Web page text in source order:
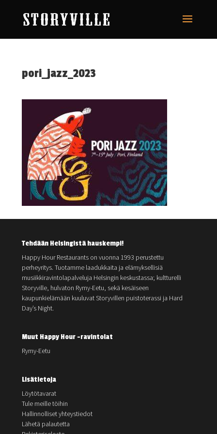
pori_jazz_2023
Tehdään Helsingistä hauskempi!
Happy Hour Restaurants on vuonna 1993 perustettu
perheyritys. Tuotamme laadukkaita ja elämyksellisiä
musiikkiravintolapalveluja Helsingin keskustassa; kultturelli
Storyville, hulvaton Rymy-Eetu, sekä kesäiseen
kaupunkielämään kuuluvat Storyvillen puistoterassi ja Hard
Day’s Night.
Muut Happy Hour -ravintolat
Rymy-Eetu
Lisätietoja
Löytötavarat
Tule meille töihin
Hallinnolliset yhteystiedot
Lähetä palautetta